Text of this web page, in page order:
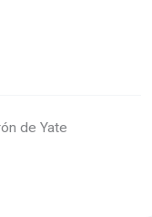
de Yate